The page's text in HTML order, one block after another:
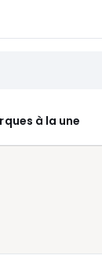
à la une